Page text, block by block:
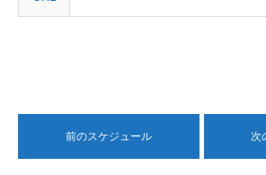
前のスケジュール 次